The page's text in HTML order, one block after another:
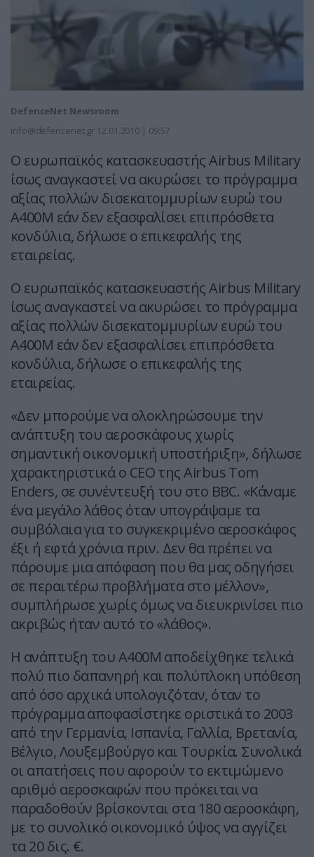
DefenceNet Newsroom
info@defencenet.gr 12.01.2010 | 09:57
Ο ευρωπαϊκός κατασκευαστής Airbus Military
ίσως αναγκαστεί να ακυρώσει το πρόγραμμα
αξίας πολλών δισεκατομμυρίων ευρώ του
Α400Μ εάν δεν εξασφαλίσει επιπρόσθετα
κονδύλια, δήλωσε ο επικεφαλής της
εταιρείας.
Ο ευρωπαϊκός κατασκευαστής Airbus Military
ίσως αναγκαστεί να ακυρώσει το πρόγραμμα
αξίας πολλών δισεκατομμυρίων ευρώ του
Α400Μ εάν δεν εξασφαλίσει επιπρόσθετα
κονδύλια, δήλωσε ο επικεφαλής της
εταιρείας.
«Δεν μπορούμε να ολοκληρώσουμε την
ανάπτυξη του αεροσκάφους χωρίς
σημαντική οικονομική υποστήριξη», δήλωσε
χαρακτηριστικά ο CEO της Airbus Tom
Enders, σε συνέντευξή του στο BBC. «Κάναμε
ένα μεγάλο λάθος όταν υπογράψαμε τα
συμβόλαια για το συγκεκριμένο αεροσκάφος
έξι ή εφτά χρόνια πριν. Δεν θα πρέπει να
πάρουμε μια απόφαση που θα μας οδηγήσει
σε περαιτέρω προβλήματα στο μέλλον»,
συμπλήρωσε χωρίς όμως να διευκρινίσει πιο
ακριβώς ήταν αυτό το «λάθος».
Η ανάπτυξη του Α400Μ αποδείχθηκε τελικά
πολύ πιο δαπανηρή και πολύπλοκη υπόθεση
από όσο αρχικά υπολογιζόταν, όταν το
πρόγραμμα αποφασίστηκε οριστικά το 2003
από την Γερμανία, Ισπανία, Γαλλία, Βρετανία,
Βέλγιο, Λουξεμβούργο και Τουρκία. Συνολικά
οι απατήσεις που αφορούν το εκτιμώμενο
αριθμό αεροσκαφών που πρόκειται να
παραδοθούν βρίσκονται στα 180 αεροσκάφη,
με το συνολικό οικονομικό ύψος να αγγίζει
τα 20 δις. €.